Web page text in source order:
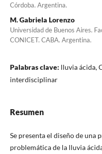
Córdoba. Argentina.
M. Gabriela Lorenzo
Universidad de Buenos Aires.
CONICET. CABA. Argentina.
Palabras clave: lluvia ácida,
interdisciplinar
Resumen
Se presenta el diseño de una
problemática de la lluvia